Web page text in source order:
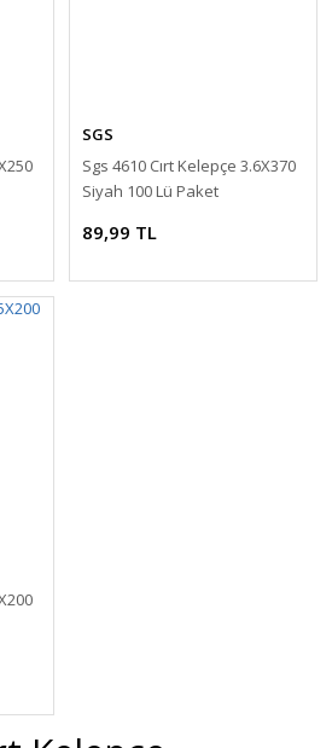
SGS
Sgs 4610 Cırt Kelepçe 3.6X370
Siyah 100 Lü Paket
89,99 TL